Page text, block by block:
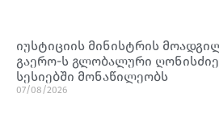
იუსტიციის მინისტრის
გაერო-ს გლობალური
სესიებში მონაწილეობს
07/08/2026